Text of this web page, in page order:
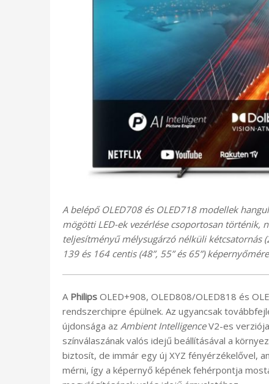
A belépő OLED708 és OLED718 modellek
mögötti LED-ek vezérlése csoportosan történik,
teljesítményű mélysugárzó nélküli kétcsatornás
139 és 164 centis (48”, 55” és 65”)
A Philips OLED+908, OLED808/OLED818 és
rendszerchipre épülnek. Az ugyancsak
újdonsága az Ambient IntelligenceV2-es
színválaszának valós idejű beállításával a
biztosít, de immár egy új XYZ fényérzékelővel,
mérni, így a képernyő képének fehérpontja